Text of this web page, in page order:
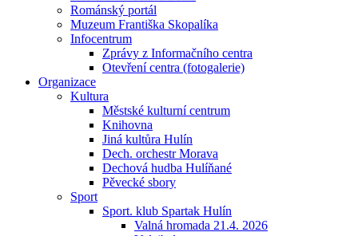
Románský portál
Muzeum Františka Skopalíka
Infocentrum
Zprávy z Informačního centra
Otevření centra (fotogalerie)
Organizace
Kultura
Městské kulturní centrum
Knihovna
Jiná kultůra Hulín
Dech. orchestr Morava
Dechová hudba Hulíňané
Pěvecké sbory
Sport
Sport. klub Spartak Hulín
Valná hromada 21.4. 2026